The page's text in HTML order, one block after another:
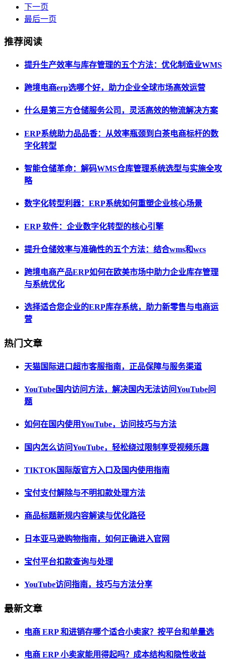
下一页
最后一页
推荐阅读
提升生产效率与库存管理的五个方法：优化制造业WMS
跨境电商erp选哪个好，助力企业全球市场高效运营
什么是第三方仓储服务公司，灵活高效的物流解决方案
ERP系统助力品品香：从效率瓶颈到白茶电商标杆的数
字化转型
智能仓储革命：解码WMS仓库管理系统选型与实施全攻
略
数字化转型利器：ERP系统如何重塑企业核心场景
ERP 软件：企业数字化转型的核心引擎
提升仓储效率与准确性的五个方法：结合wms和wcs
跨境电商产品ERP如何在欧美市场中助力企业库存管理
与系统优化
选择适合您企业的ERP库存系统，助力新零售与电商运
营
热门文章
天猫国际进口超市客服指南，正品保障与服务渠道
YouTube国内访问方法，解决国内无法访问YouTube问
题
如何在国内使用YouTube，访问技巧与方法
国内怎么访问YouTube，轻松绕过限制享受视频乐趣
TIKTOK国际版官方入口及国内使用指南
宝付支付解除与不明扣款处理方法
商品标题新规内容解读与优化路径
日本亚马逊购物指南，如何正确进入官网
宝付平台扣款查询与处理
YouTube访问指南，技巧与方法分享
最新文章
电商 ERP 和进销存哪个适合小卖家？按平台和单量选
电商 ERP 小卖家能用得起吗？成本结构和隐性收益